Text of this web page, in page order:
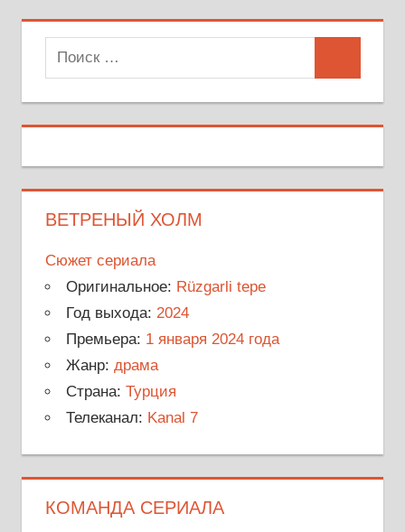
Поиск
для:
ВЕТРЕНЫЙ ХОЛМ
Сюжет сериала
Оригинальное: Rüzgarli tepe
Год выхода: 2024
Премьера: 1 января 2024 года
Жанр: драма
Страна: Турция
Телеканал: Kanal 7
КОМАНДА СЕРИАЛА